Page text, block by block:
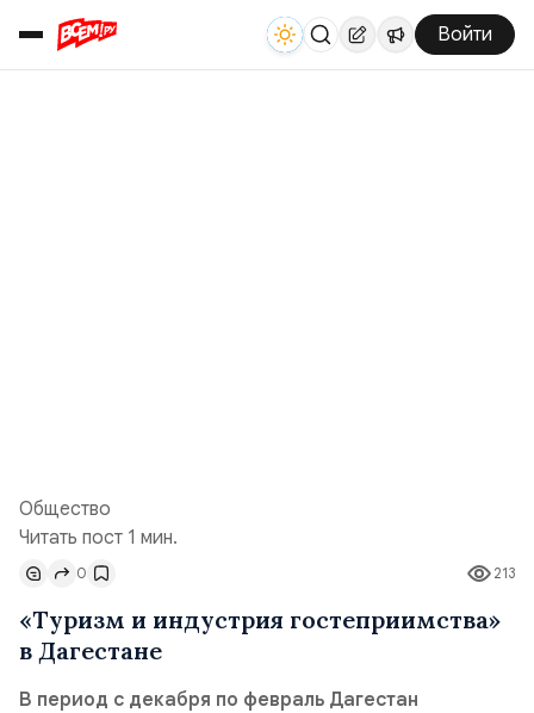
Войти
Общество
Читать пост 1 мин.
213
0
«Туризм и индустрия гостеприимства»
в Дагестане
В период с декабря по февраль Дагестан